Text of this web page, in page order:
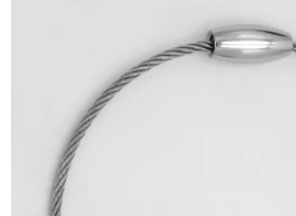
Ο ΛΟΓΑΡΙΑΣΜΌΣ ΜΟΥ
ΚΑΛΆΘΙ ΑΓΟΡΏΝ
ΑΠΟΣΤΟΛΈΣ/ΕΠΙΣΤΡΟΦΈΣ